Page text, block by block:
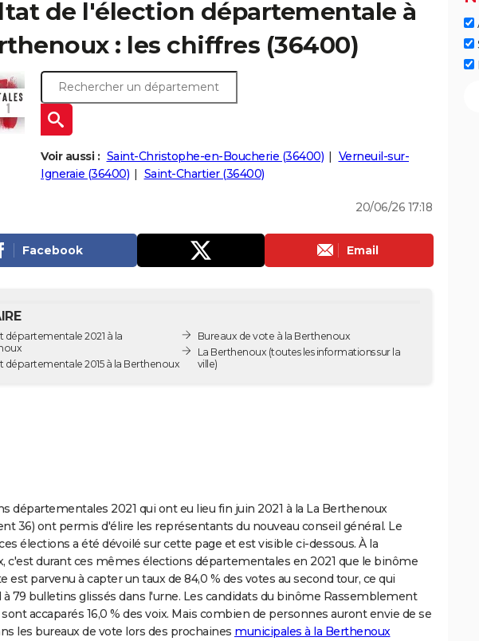
de l'élection départementale à
: les chiffres (36400)
Voir aussi : Saint-Christophe-en-Boucherie (36400)
Verneuil-sur-
Igneraie (36400)
Saint-Chartier (36400)
20/06/26 17:18
Facebook Email
départementale 2021 à la
départementale 2015 à la Berthenoux
Bureaux de vote à la Berthenoux
La Berthenoux (toutes les informations sur la
ville)
départementales 2021 qui ont eu lieu fin juin 2021 à la La Berthenoux
36) ont permis d'élire les représentants du nouveau conseil général. Le
élections a été dévoilé sur cette page et est visible ci-dessous. À la
c'est durant ces mêmes élections départementales en 2021 que le binôme
est parvenu à capter un taux de 84,0 % des votes au second tour, ce qui
79 bulletins glissés dans l'urne. Les candidats du binôme Rassemblement
accaparés 16,0 % des voix. Mais combien de personnes auront envie de se
les bureaux de vote lors des prochaines municipales à la Berthenoux